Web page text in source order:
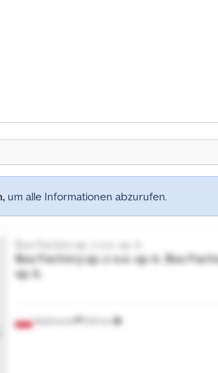
um alle Informationen abzurufen.
Wejherowo
Bus Factory sp. z o.o. sp. k.
Bus Factory sp. z o.o. sp. k. Bus
sp. k.